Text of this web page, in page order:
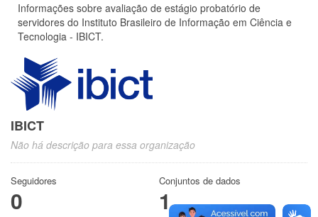
Informações sobre avaliação de estágio probatório de
servidores do Instituto Brasileiro de Informação em Ciência e
Tecnologia - IBICT.
IBICT
Não há descrição para essa organização
Seguidores
0
Conjuntos de dados
1